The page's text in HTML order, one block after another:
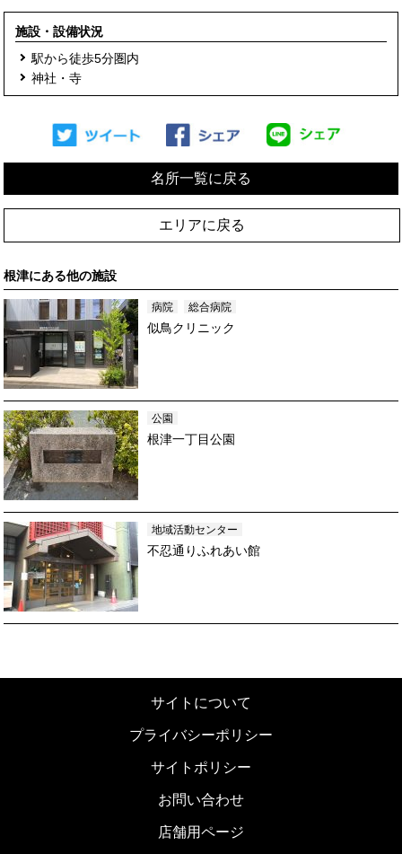
施設・設備状況
駅から徒歩5分圏内
神社・寺
名所一覧に戻る
エリアに戻る
根津にある他の施設
病院 総合病院
似鳥クリニック
公園
根津一丁目公園
地域活動センター
不忍通りふれあい館
サイトについて
プライバシーポリシー
サイトポリシー
お問い合わせ
店舗用ページ